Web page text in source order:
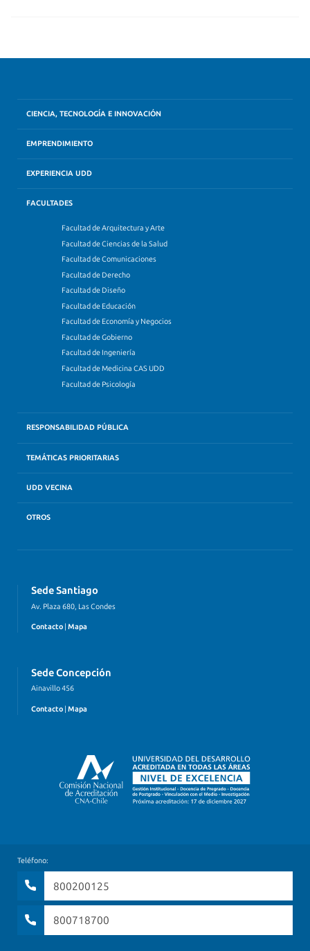
CIENCIA, TECNOLOGÍA E INNOVACIÓN
EMPRENDIMIENTO
EXPERIENCIA UDD
FACULTADES
Facultad de Arquitectura y Arte
Facultad de Ciencias de la Salud
Facultad de Comunicaciones
Facultad de Derecho
Facultad de Diseño
Facultad de Educación
Facultad de Economía y Negocios
Facultad de Gobierno
Facultad de Ingeniería
Facultad de Medicina CAS UDD
Facultad de Psicología
RESPONSABILIDAD PÚBLICA
TEMÁTICAS PRIORITARIAS
UDD VECINA
OTROS
Sede Santiago
Av. Plaza 680, Las Condes
Contacto | Mapa
Sede Concepción
Ainavillo 456
Contacto | Mapa
Teléfono:
800200125
800718700